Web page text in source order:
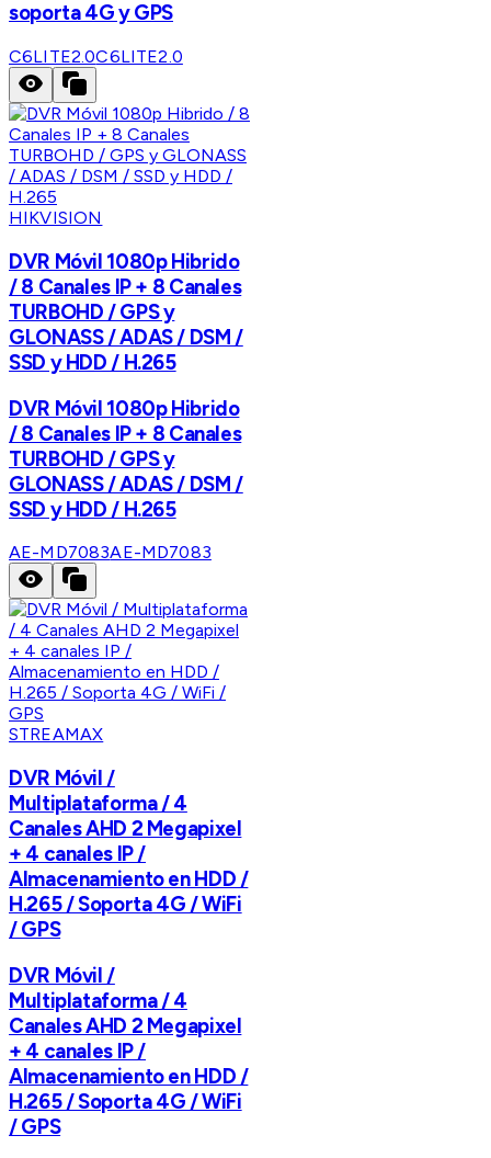
soporta 4G y GPS
C6LITE2.0C6LITE2.0
HIKVISION
DVR Móvil 1080p Hibrido
/ 8 Canales IP + 8 Canales
TURBOHD / GPS y
GLONASS / ADAS / DSM /
SSD y HDD / H.265
DVR Móvil 1080p Hibrido
/ 8 Canales IP + 8 Canales
TURBOHD / GPS y
GLONASS / ADAS / DSM /
SSD y HDD / H.265
AE-MD7083AE-MD7083
STREAMAX
DVR Móvil /
Multiplataforma / 4
Canales AHD 2 Megapixel
+ 4 canales IP /
Almacenamiento en HDD /
H.265 / Soporta 4G / WiFi
/ GPS
DVR Móvil /
Multiplataforma / 4
Canales AHD 2 Megapixel
+ 4 canales IP /
Almacenamiento en HDD /
H.265 / Soporta 4G / WiFi
/ GPS